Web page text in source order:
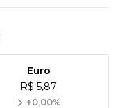
Euro
R$ 5,87
+0,00%